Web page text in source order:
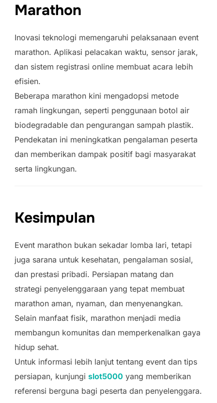
Marathon
Inovasi teknologi memengaruhi pelaksanaan event
marathon. Aplikasi pelacakan waktu, sensor jarak,
dan sistem registrasi online membuat acara lebih
efisien.
Beberapa marathon kini mengadopsi metode
ramah lingkungan, seperti penggunaan botol air
biodegradable dan pengurangan sampah plastik.
Pendekatan ini meningkatkan pengalaman peserta
dan memberikan dampak positif bagi masyarakat
serta lingkungan.
Kesimpulan
Event marathon bukan sekadar lomba lari, tetapi
juga sarana untuk kesehatan, pengalaman sosial,
dan prestasi pribadi. Persiapan matang dan
strategi penyelenggaraan yang tepat membuat
marathon aman, nyaman, dan menyenangkan.
Selain manfaat fisik, marathon menjadi media
membangun komunitas dan memperkenalkan gaya
hidup sehat.
Untuk informasi lebih lanjut tentang event dan tips
persiapan, kunjungi slot5000 yang memberikan
referensi berguna bagi peserta dan penyelenggara.